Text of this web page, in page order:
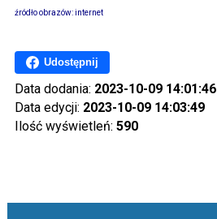
źródło obrazów: internet
Udostępnij
Data dodania: 2023-10-09 14:01:46
Data edycji: 2023-10-09 14:03:49
Ilość wyświetleń: 590